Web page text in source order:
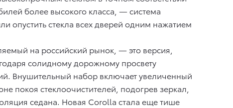
более высокого класса, — система
опустить стекла всех дверей одним нажатием
на российский рынок, — это версия,
солидному дорожному просвету
Внушительный набор включает увеличенный
покоя стеклоочистителей, подогрев зеркал,
седана. Новая Corolla стала еще тише